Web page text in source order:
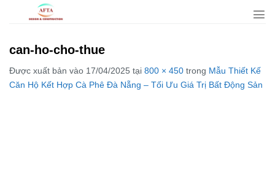
dungcan-ho-cho-thue
Được xuất bản vào 17/04/2025 tại 800 × 450 trong Mẫu Thiết Kế
Căn Hộ Kết Hợp Cà Phê Đà Nẵng – Tối Ưu Giá Trị Bất Động Sản